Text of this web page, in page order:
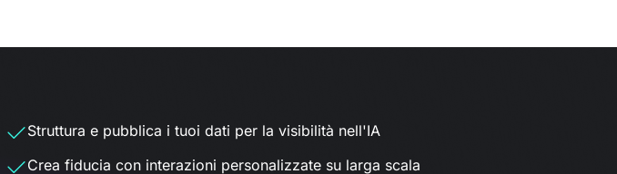
Struttura e pubblica i tuoi dati per la visibilità nell'IA
Crea fiducia con interazioni personalizzate su larga scala